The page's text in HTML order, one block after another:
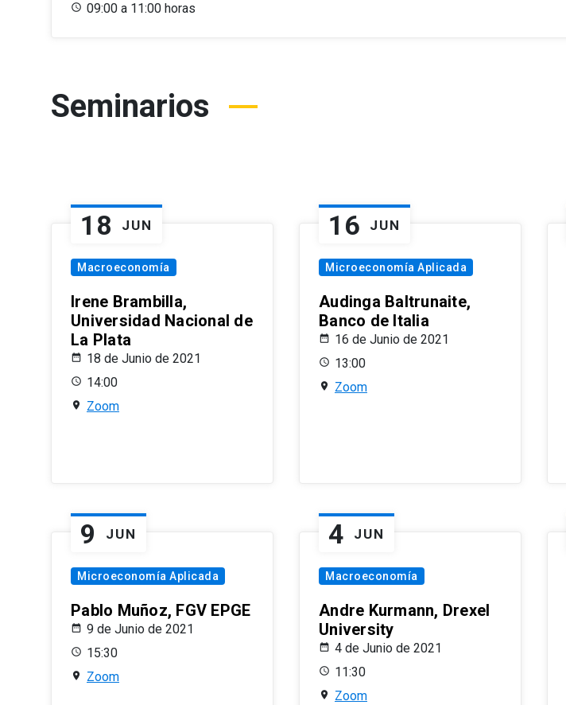
09:00 a 11:00 horas
Seminarios
18 JUN
Macroeconomía
Irene Brambilla,
Universidad Nacional de
La Plata
18 de Junio de 2021
14:00
Zoom
16 JUN
Microeconomía Aplicada
Audinga Baltrunaite,
Banco de Italia
16 de Junio de 2021
13:00
Zoom
9 JUN
Microeconomía Aplicada
Pablo Muñoz, FGV EPGE
9 de Junio de 2021
15:30
Zoom
4 JUN
Macroeconomía
Andre Kurmann, Drexel
University
4 de Junio de 2021
11:30
Zoom